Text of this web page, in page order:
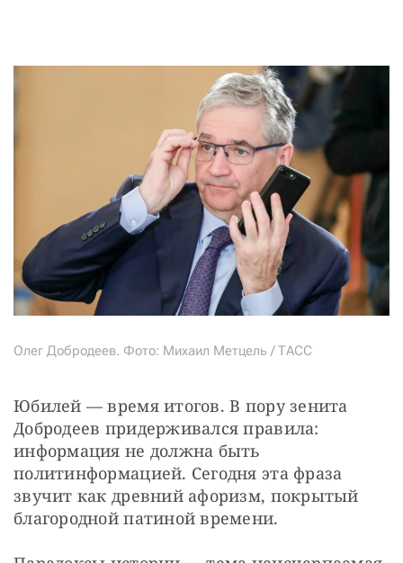
Олег Добродеев. Фото: Михаил Метцель / ТАСС
Юбилей — время итогов. В пору зенита
Добродеев придерживался правила:
информация не должна быть
политинформацией. Сегодня эта фраза
звучит как древний афоризм, покрытый
благородной патиной времени.